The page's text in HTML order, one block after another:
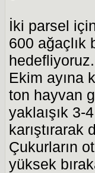
İki parsel
600 ağaçlık
hedefliyoruz.
Ekim ayına
ton hayvan
yaklaışık 3-
karıştırarak
Çukurların
yüksek